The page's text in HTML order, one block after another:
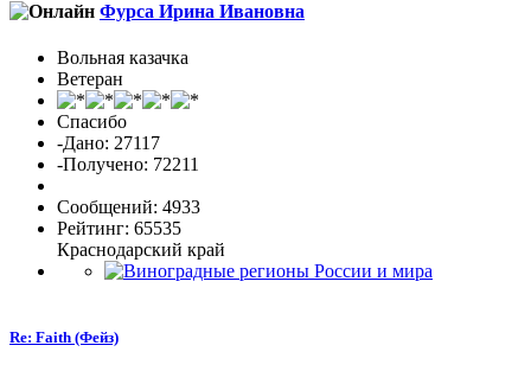
Фурса Ирина Ивановна
Вольная казачка
Ветеран
Спасибо
-Дано: 27117
-Получено: 72211
Сообщений: 4933
Рейтинг: 65535
Краснодарский край
Re: Faith (Фейз)